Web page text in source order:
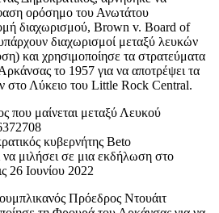
ορόσημο του Ανωτάτου
διαχωρισμού, Brown v. Board of
διαχωρισμοί μεταξύ λευκών
και χρησιμοποίησε τα στρατεύματα
το 1957 για να αποτρέψει τα
στο Λύκειο του Little Rock Central.
κυβερνήτης Beto
να μιλήσει σε μια εκδήλωση στο
26 Ιουνίου 2022
Πρόεδρος Ντουάιτ